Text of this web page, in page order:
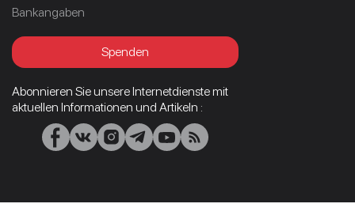
Bankangaben
Spenden
Abonnieren Sie unsere Internetdienste mit
aktuellen Informationen und Artikeln :